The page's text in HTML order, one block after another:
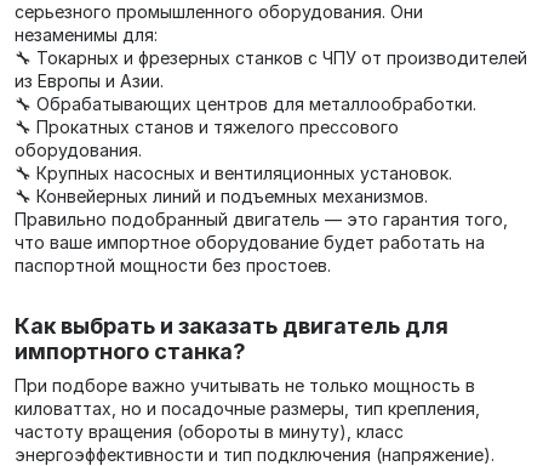
серьезного промышленного оборудования. Они
незаменимы для:
🔧 Токарных и фрезерных станков с ЧПУ от производителей
из Европы и Азии.
🔧 Обрабатывающих центров для металлообработки.
🔧 Прокатных станов и тяжелого прессового
оборудования.
🔧 Крупных насосных и вентиляционных установок.
🔧 Конвейерных линий и подъемных механизмов.
Правильно подобранный двигатель — это гарантия того,
что ваше импортное оборудование будет работать на
паспортной мощности без простоев.
Как выбрать и заказать двигатель для
импортного станка?
При подборе важно учитывать не только мощность в
киловаттах, но и посадочные размеры, тип крепления,
частоту вращения (обороты в минуту), класс
энергоэффективности и тип подключения (напряжение).